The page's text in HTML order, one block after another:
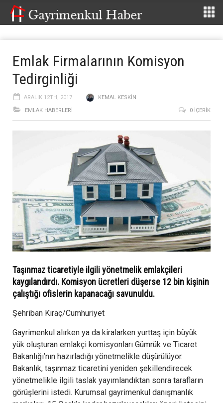
Emlak Firmalarının Komisyon
Tedirginliği
ARALIK 12TH, 2017
KEMAL KESKIN
EMLAK HABERLERI
0 İÇERIK
Taşınmaz ticaretiyle ilgili yönetmelik emlakçileri
kaygılandırdı. Komisyon ücretleri düşerse 12 bin kişinin
çalıştığı ofislerin kapanacağı savunuldu.
Şehriban Kıraç/Cumhuriyet
Gayrimenkul alırken ya da kiralarken yurttaş için büyük
yük oluşturan emlakçi komisyonları Gümrük ve Ticaret
Bakanlığı’nın hazırladığı yönetmelikle düşürülüyor.
Bakanlık, taşınmaz ticaretini yeniden şekillendirecek
yönetmelikle ilgili taslak yayımlandıktan sonra tarafların
görüşlerini istedi. Kurumsal gayrimenkul danışmanlık